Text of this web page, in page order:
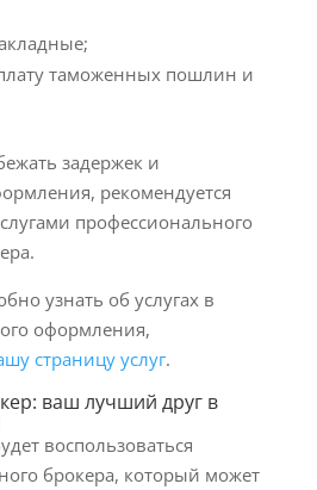
таможенных пошлин и
задержек и
рекомендуется
профессионального
узнать об услугах в
оформления,
страницу услуг.
ваш лучший друг в
воспользоваться
брокера, который может